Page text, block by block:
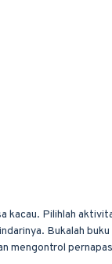
kacau. Pilihlah
Bukalah buku
mengontrol